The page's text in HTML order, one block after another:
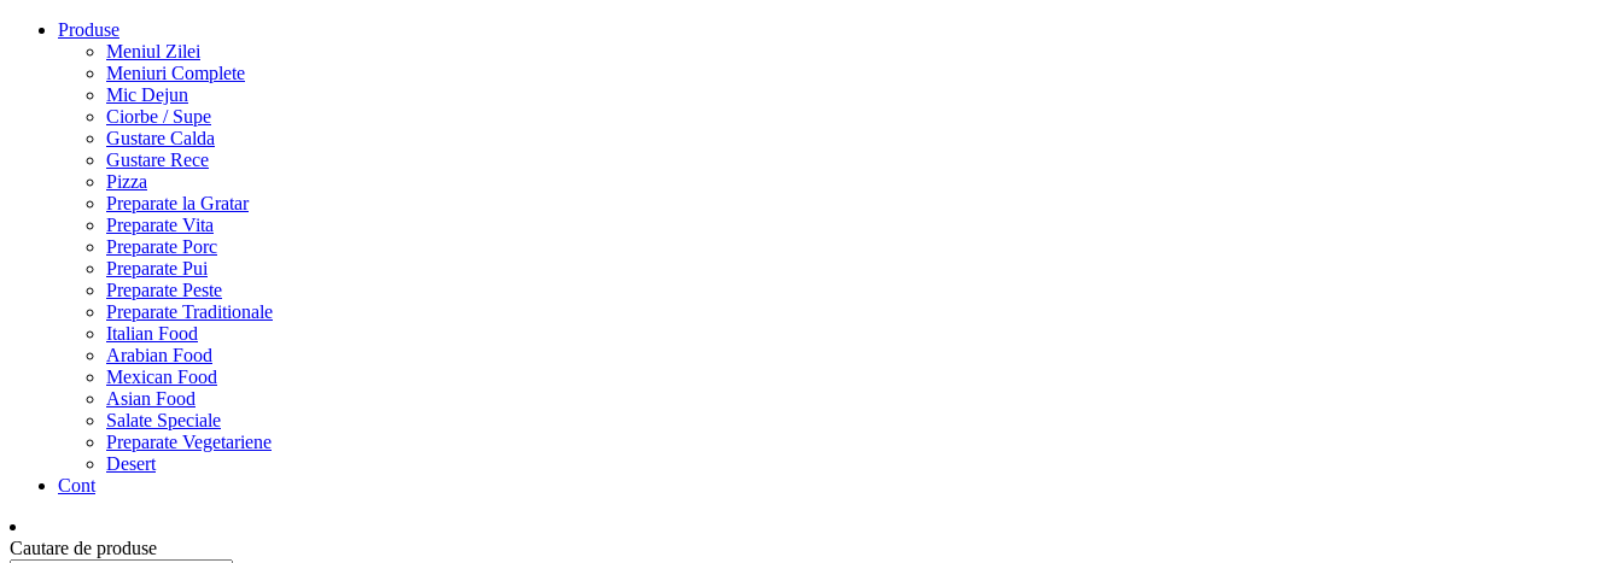
Produse
Meniul Zilei
Meniuri Complete
Mic Dejun
Ciorbe / Supe
Gustare Calda
Gustare Rece
Pizza
Preparate la Gratar
Preparate Vita
Preparate Porc
Preparate Pui
Preparate Peste
Preparate Traditionale
Italian Food
Arabian Food
Mexican Food
Asian Food
Salate Speciale
Preparate Vegetariene
Desert
Cont
Cautare de produse